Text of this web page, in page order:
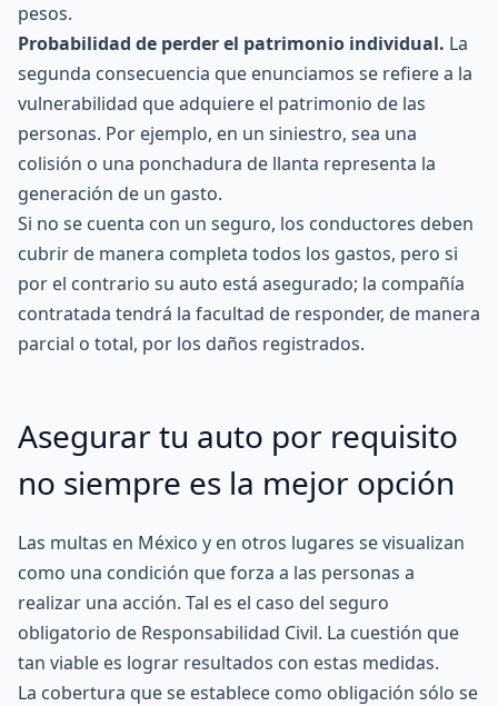
pesos.
Probabilidad de perder el patrimonio individual. La
segunda consecuencia que enunciamos se refiere a la
vulnerabilidad que adquiere el patrimonio de las
personas. Por ejemplo, en un siniestro, sea una
colisión o una ponchadura de llanta representa la
generación de un gasto.
Si no se cuenta con un seguro, los conductores deben
cubrir de manera completa todos los gastos, pero si
por el contrario su auto está asegurado; la compañía
contratada tendrá la facultad de responder, de manera
parcial o total, por los daños registrados.
Asegurar tu auto por requisito
no siempre es la mejor opción
Las multas en México y en otros lugares se visualizan
como una condición que forza a las personas a
realizar una acción. Tal es el caso del seguro
obligatorio de Responsabilidad Civil. La cuestión que
tan viable es lograr resultados con estas medidas.
La cobertura que se establece como obligación sólo se